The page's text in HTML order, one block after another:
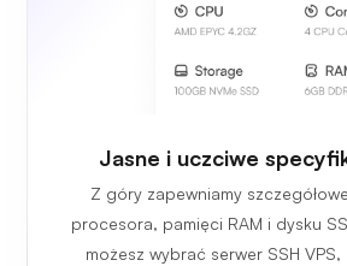
Jasne i uczciwe
Z góry zapewniamy
procesora, pamięci RAM i dysku
możesz wybrać serwer SSH